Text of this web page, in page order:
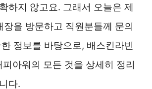
하지 않고요. 그래서 오늘은 제
장을 방문하고 직원분들께 문의
정보를 바탕으로, 배스킨라빈
피아워의 모든 것을 상세히 정리
다.